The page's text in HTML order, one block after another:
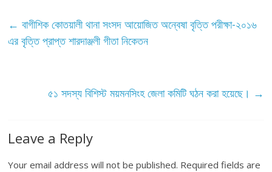
← বাগীশিক কোতয়ালী থানা সংসদ আয়োজিত অন্বেষা বৃত্তি পরীক্ষা-২০১৬
এর বৃত্তি প্রাপ্ত শারদাঞ্জলী গীতা নিকেতন
৫১ সদস্য বিশিস্ট ময়মনসিংহ জেলা কমিটি ঘঠন করা হয়েছে। →
Leave a Reply
Your email address will not be published. Required fields are